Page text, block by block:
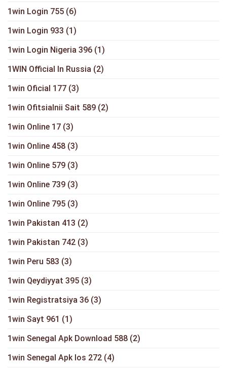
1win Login 755 (6)
1win Login 933 (1)
1win Login Nigeria 396 (1)
1WIN Official In Russia (2)
1win Oficial 177 (3)
1win Ofitsialnii Sait 589 (2)
1win Online 17 (3)
1win Online 458 (3)
1win Online 579 (3)
1win Online 739 (3)
1win Online 795 (3)
1win Pakistan 413 (2)
1win Pakistan 742 (3)
1win Peru 583 (3)
1win Qeydiyyat 395 (3)
1win Registratsiya 36 (3)
1win Sayt 961 (1)
1win Senegal Apk Download 588 (2)
1win Senegal Apk Ios 272 (4)